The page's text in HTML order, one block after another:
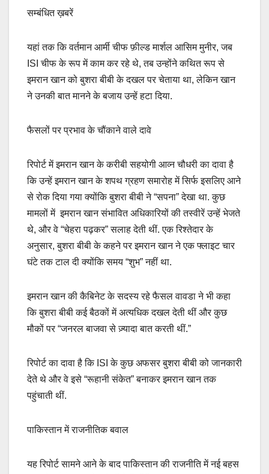
सम्बंधित ख़बरें
यहां तक कि वर्तमान आर्मी चीफ फ़ील्ड मार्शल आसिम मुनीर, जब
ISI चीफ के रूप में काम कर रहे थे, तब उन्होंने कथित रूप से
इमरान खान को बुशरा बीबी के दखल पर चेताया था, लेकिन खान
ने उनकी बात मानने के बजाय उन्हें हटा दिया.
फैसलों पर प्रभाव के चौंकाने वाले दावे
रिपोर्ट में इमरान खान के करीबी सहयोगी आव्न चौधरी का दावा है
कि उन्हें इमरान खान के शपथ ग्रहण समारोह में सिर्फ इसलिए आने
से रोक दिया गया क्योंकि बुशरा बीबी ने “सपना” देखा था. कुछ
मामलों में इमरान खान संभावित अधिकारियों की तस्वीरें उन्हें भेजते
थे, और वे “चेहरा पढ़कर” सलाह देती थीं. एक रिश्तेदार के
अनुसार, बुशरा बीबी के कहने पर इमरान खान ने एक फ्लाइट चार
घंटे तक टाल दी क्योंकि समय “शुभ” नहीं था.
इमरान खान की कैबिनेट के सदस्य रहे फैसल वावडा ने भी कहा
कि बुशरा बीबी कई बैठकों में अत्यधिक दखल देती थीं और कुछ
मौकों पर “जनरल बाजवा से ज़्यादा बात करती थीं.”
रिपोर्ट का दावा है कि ISI के कुछ अफसर बुशरा बीबी को जानकारी
देते थे और वे इसे “रूहानी संकेत” बनाकर इमरान खान तक
पहुंचाती थीं.
पाकिस्तान में राजनीतिक बवाल
यह रिपोर्ट सामने आने के बाद पाकिस्तान की राजनीति में नई बहस